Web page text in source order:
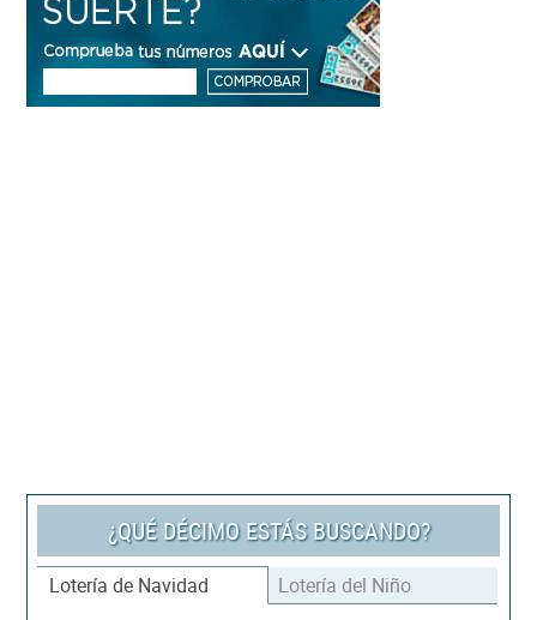
¿QUÉ DÉCIMO ESTÁS BUSCANDO?
Lotería de Navidad Lotería del Niño